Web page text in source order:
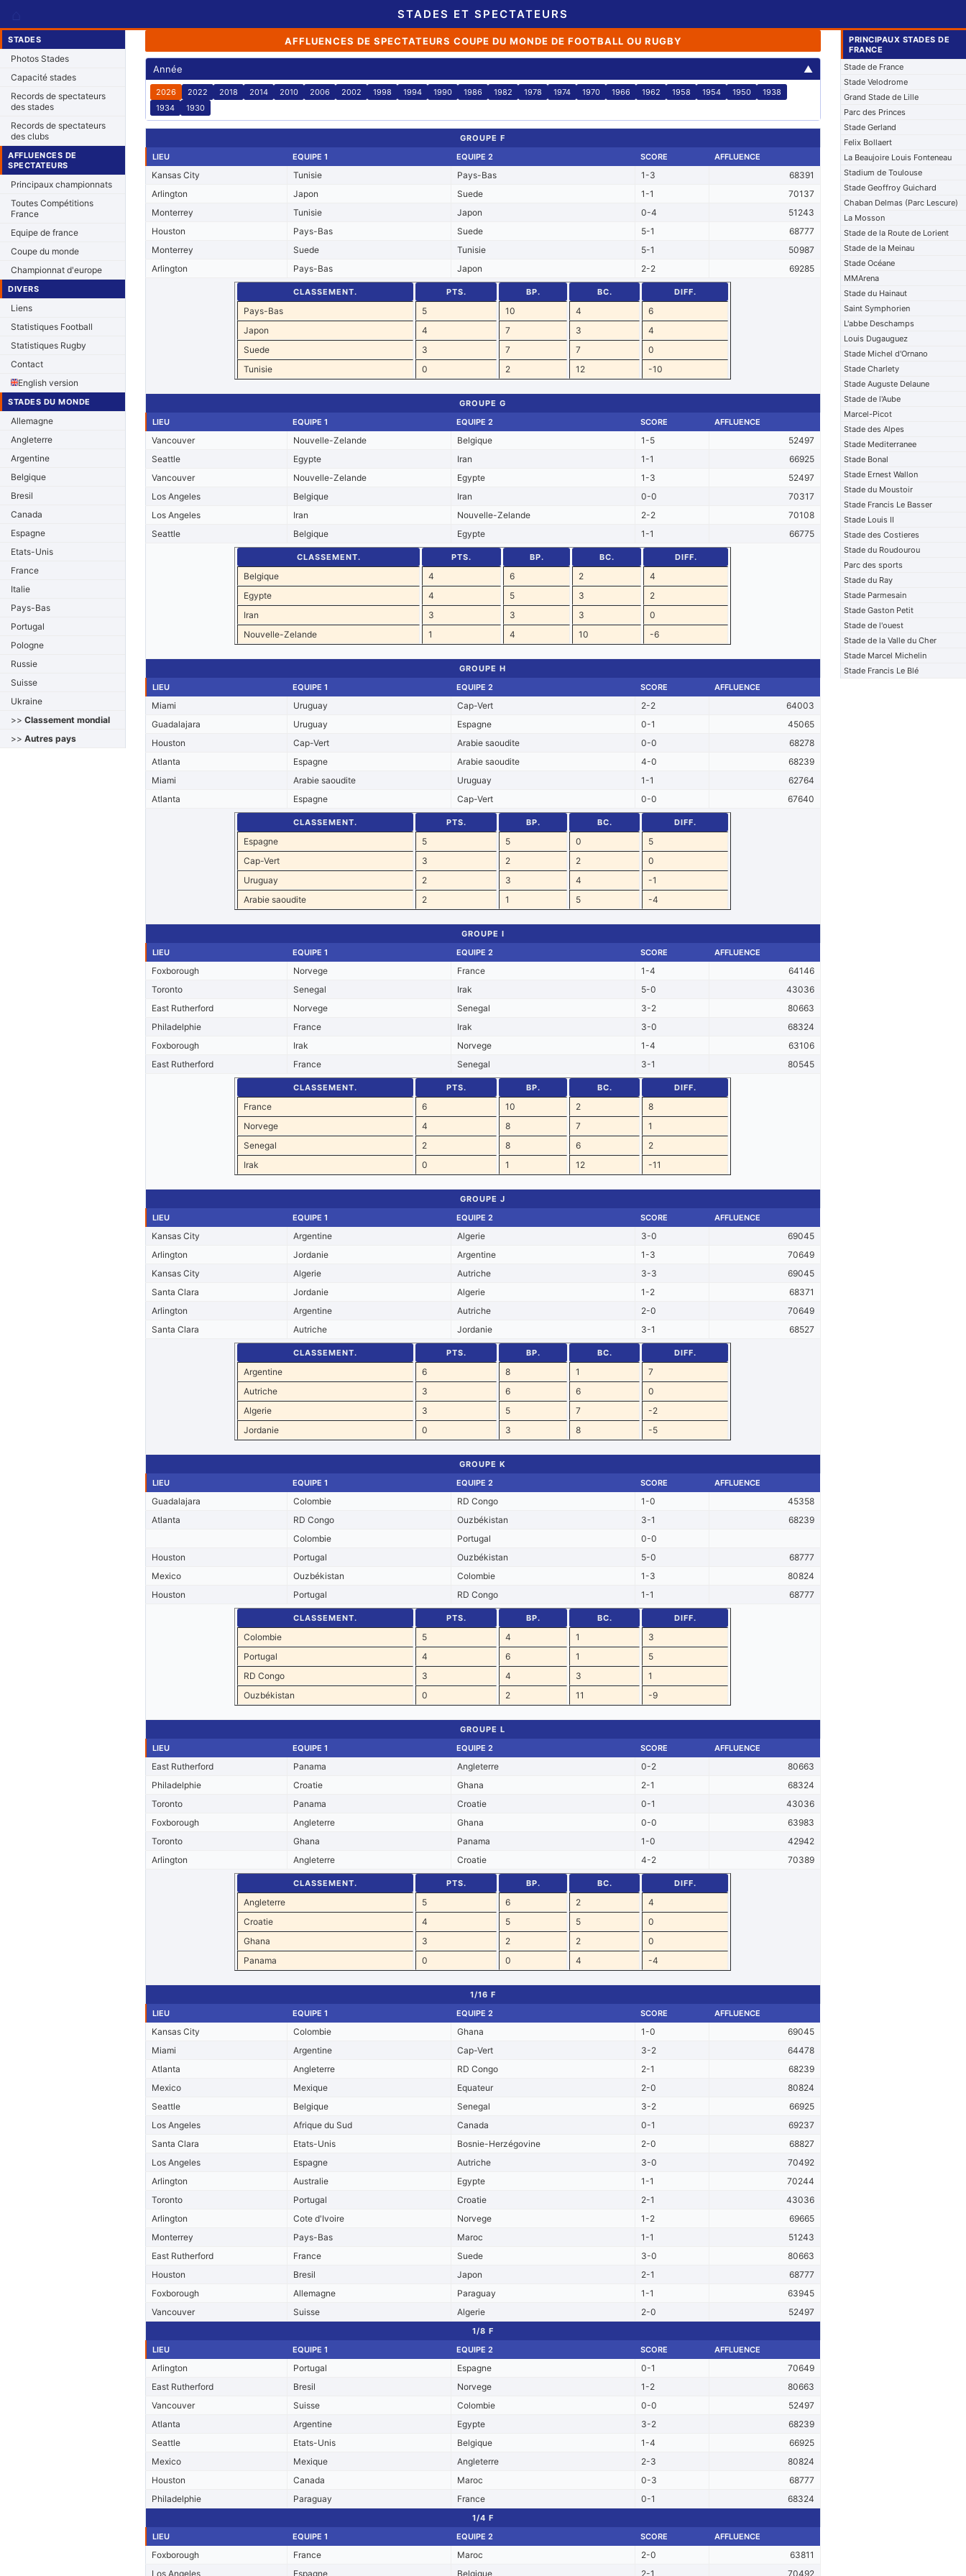
STADES ET SPECTATEURS
STADES
Photos Stades
Capacité stades
Records de spectateurs
des stades
Records de spectateurs
des clubs
AFFLUENCES DE
SPECTATEURS
Principaux championnats
Toutes Compétitions
France
Equipe de france
Coupe du monde
Championnat d'europe
DIVERS
Liens
Statistiques Football
Statistiques Rugby
Contact
English version
STADES DU MONDE
Allemagne
Angleterre
Argentine
Belgique
Bresil
Canada
Espagne
Etats-Unis
France
Italie
Pays-Bas
Portugal
Pologne
Russie
Suisse
Ukraine
>> Classement mondial
>> Autres pays
AFFLUENCES DE SPECTATEURS COUPE DU MONDE DE FOOTBALL OU RUGBY
Année ▲
2026 2022 2018 2014 2010 2006 2002 1998 1994 1990 1986 1982 1978 1974 1970 1966 1962 1958 1954 1950
1938
1934
1930
GROUPE F
LIEU
EQUIPE 1 EQUIPE 2 SCORE AFFLUENCE
Kansas City Tunisie Pays-Bas 1-3
68391
Arlington
Japon Suede 1-1
70137
Monterrey
Tunisie Japon 0-4
51243
Houston
Pays-Bas Suede 5-1
68777
Monterrey
Suede Tunisie 5-1
50987
Arlington
Pays-Bas Japon 2-2 69285
CLASSEMENT. PTS. BP. BC. DIFF.
Pays-Bas 5 10 4
6
Japon
4 7 3
4
Suede
3 7 7
0
Tunisie
0 2 12 -10
GROUPE G
LIEU
EQUIPE 1 EQUIPE 2 SCORE AFFLUENCE
Vancouver Nouvelle-Zelande Belgique 1-5
52497
Seattle
Egypte Iran 1-1
66925
Vancouver
Nouvelle-Zelande Egypte 1-3
52497
Los Angeles
Belgique Iran 0-0
70317
Los Angeles
Iran Nouvelle-Zelande 2-2
70108
Seattle
Belgique Egypte 1-1 66775
CLASSEMENT. PTS. BP. BC. DIFF.
Belgique 4 6 2
4
Egypte
4 5 3
2
Iran
3 3 3
0
Nouvelle-Zelande
1 4 10 -6
GROUPE H
LIEU
EQUIPE 1 EQUIPE 2 SCORE AFFLUENCE
Miami Uruguay Cap-Vert 2-2
64003
Guadalajara
Uruguay Espagne 0-1
45065
Houston
Cap-Vert Arabie saoudite 0-0
68278
Atlanta
Espagne Arabie saoudite 4-0
68239
Miami
Arabie saoudite Uruguay 1-1
62764
Atlanta
Espagne Cap-Vert 0-0 67640
CLASSEMENT. PTS. BP. BC. DIFF.
Espagne 5 5 0
5
Cap-Vert
3 2 2
0
Uruguay
2 3 4
-1
Arabie saoudite
2 1 5 -4
GROUPE I
LIEU
EQUIPE 1 EQUIPE 2 SCORE AFFLUENCE
Foxborough Norvege France 1-4
64146
Toronto
Senegal Irak 5-0
43036
East Rutherford
Norvege Senegal 3-2
80663
Philadelphie
France Irak 3-0
68324
Foxborough
Irak Norvege 1-4
63106
East Rutherford
France Senegal 3-1 80545
CLASSEMENT. PTS. BP. BC. DIFF.
France 6 10 2
8
Norvege
4 8 7
1
Senegal
2 8 6
2
Irak
0 1 12 -11
GROUPE J
LIEU
EQUIPE 1 EQUIPE 2 SCORE AFFLUENCE
Kansas City Argentine Algerie 3-0
69045
Arlington
Jordanie Argentine 1-3
70649
Kansas City
Algerie Autriche 3-3
69045
Santa Clara
Jordanie Algerie 1-2
68371
Arlington
Argentine Autriche 2-0
70649
Santa Clara
Autriche Jordanie 3-1 68527
CLASSEMENT. PTS. BP. BC. DIFF.
Argentine 6 8 1
7
Autriche
3 6 6
0
Algerie
3 5 7
-2
Jordanie
0 3 8 -5
GROUPE K
LIEU
EQUIPE 1 EQUIPE 2 SCORE AFFLUENCE
Guadalajara Colombie RD Congo 1-0
45358
Atlanta
RD Congo Ouzbékistan 3-1
68239
Colombie
Portugal
0-0
Houston
Portugal Ouzbékistan 5-0
68777
Mexico
Ouzbékistan Colombie 1-3
80824
Houston
Portugal RD Congo 1-1 68777
CLASSEMENT. PTS. BP. BC. DIFF.
Colombie 5 4 1
3
Portugal
4 6 1
5
RD Congo
3 4 3
1
Ouzbékistan
0 2 11 -9
GROUPE L
LIEU
EQUIPE 1 EQUIPE 2 SCORE AFFLUENCE
East Rutherford Panama Angleterre 0-2
80663
Philadelphie
Croatie Ghana 2-1
68324
Toronto
Panama Croatie 0-1
43036
Foxborough
Angleterre Ghana 0-0
63983
Toronto
Ghana Panama 1-0
42942
Arlington
Angleterre Croatie 4-2 70389
CLASSEMENT. PTS. BP. BC. DIFF.
Angleterre 5 6 2
4
Croatie
4 5 5
0
Ghana
3 2 2
0
Panama
0 0 4 -4
1/16 F
LIEU
EQUIPE 1 EQUIPE 2 SCORE AFFLUENCE
Kansas City Colombie Ghana 1-0
69045
Miami
Argentine Cap-Vert 3-2
64478
Atlanta
Angleterre RD Congo 2-1
68239
Mexico
Mexique Equateur 2-0
80824
Seattle
Belgique Senegal 3-2
66925
Los Angeles
Afrique du Sud Canada 0-1
69237
Santa Clara
Etats-Unis Bosnie-Herzégovine 2-0
68827
Los Angeles
Espagne Autriche 3-0
70492
Arlington
Australie Egypte 1-1
70244
Toronto
Portugal Croatie 2-1
43036
Arlington
Cote d'Ivoire Norvege 1-2
69665
Monterrey
Pays-Bas Maroc 1-1
51243
East Rutherford
France Suede 3-0
80663
Houston
Bresil Japon 2-1
68777
Foxborough
Allemagne Paraguay 1-1
63945
Vancouver
Suisse Algerie 2-0 52497
1/8 F
LIEU
EQUIPE 1 EQUIPE 2 SCORE AFFLUENCE
Arlington Portugal Espagne 0-1
70649
East Rutherford
Bresil Norvege 1-2
80663
Vancouver
Suisse Colombie 0-0
52497
Atlanta
Argentine Egypte 3-2
68239
Seattle
Etats-Unis Belgique 1-4
66925
Mexico
Mexique Angleterre 2-3
80824
Houston
Canada Maroc 0-3
68777
Philadelphie
Paraguay France 0-1 68324
1/4 F
LIEU
EQUIPE 1 EQUIPE 2 SCORE AFFLUENCE
Foxborough France Maroc 2-0
63811
Los Angeles
Espagne Belgique 2-1 70492
PRINCIPAUX STADES DE
FRANCE
Stade de France
Stade Velodrome
Grand Stade de Lille
Parc des Princes
Stade Gerland
Felix Bollaert
La Beaujoire Louis Fonteneau
Stadium de Toulouse
Stade Geoffroy Guichard
Chaban Delmas (Parc Lescure)
La Mosson
Stade de la Route de Lorient
Stade de la Meinau
Stade Océane
MMArena
Stade du Hainaut
Saint Symphorien
L'abbe Deschamps
Louis Dugauguez
Stade Michel d'Ornano
Stade Charlety
Stade Auguste Delaune
Stade de l'Aube
Marcel-Picot
Stade des Alpes
Stade Mediterranee
Stade Bonal
Stade Ernest Wallon
Stade du Moustoir
Stade Francis Le Basser
Stade Louis II
Stade des Costieres
Stade du Roudourou
Parc des sports
Stade du Ray
Stade Parmesain
Stade Gaston Petit
Stade de l'ouest
Stade de la Valle du Cher
Stade Marcel Michelin
Stade Francis Le Blé